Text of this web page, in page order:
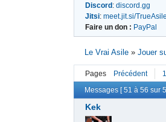
Discord: discord.gg
Jitsi: meet.jit.si/TrueAsile
Faire un don : PayPal
Le Vrai Asile »Jouer
Pages Précédent 1
Messages [ 51 à 56 sur
Kek